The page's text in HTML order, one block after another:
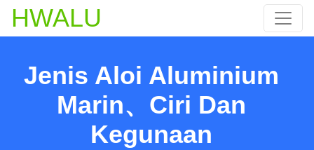
HWALU
Jenis Aloi Aluminium
Marin、ciri Dan
Kegunaan